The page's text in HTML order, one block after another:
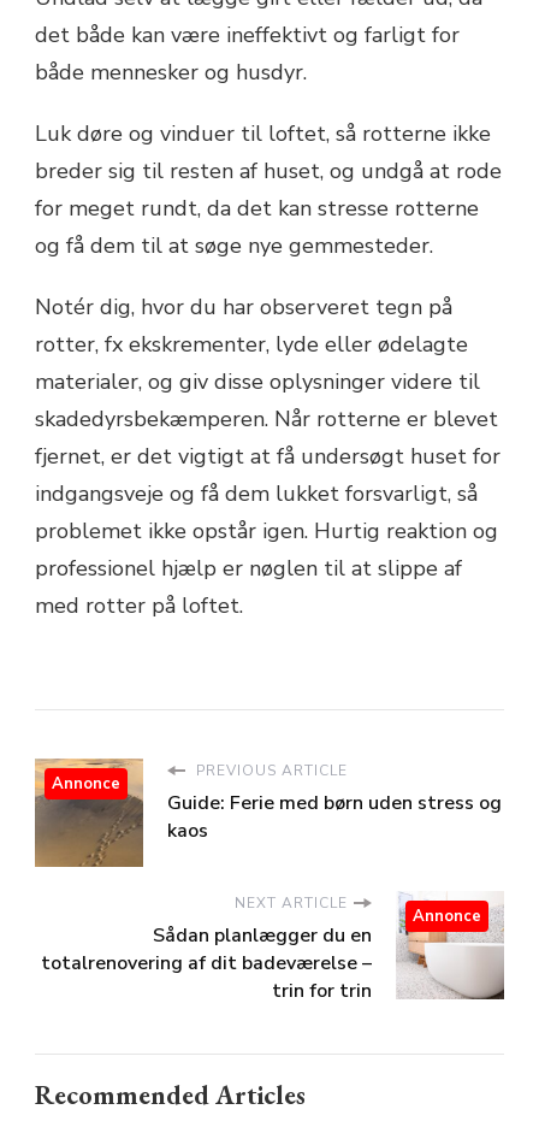
det både kan være ineffektivt og farligt for
både mennesker og husdyr.
Luk døre og vinduer til loftet, så rotterne ikke
breder sig til resten af huset, og undgå at rode
for meget rundt, da det kan stresse rotterne
og få dem til at søge nye gemmesteder.
Notér dig, hvor du har observeret tegn på
rotter, fx ekskrementer, lyde eller ødelagte
materialer, og giv disse oplysninger videre til
skadedyrsbekæmperen. Når rotterne er blevet
fjernet, er det vigtigt at få undersøgt huset for
indgangsveje og få dem lukket forsvarligt, så
problemet ikke opstår igen. Hurtig reaktion og
professionel hjælp er nøglen til at slippe af
med rotter på loftet.
PREVIOUS ARTICLE
Guide: Ferie med børn uden stress og
kaos
Annonce
NEXT ARTICLE
Sådan planlægger du en
totalrenovering af dit badeværelse –
trin for trin
Annonce
Recommended Articles